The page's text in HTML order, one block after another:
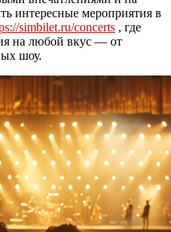
интересные мероприятия в
simbilet.ru/concerts , где
на любой вкус — от
шоу.